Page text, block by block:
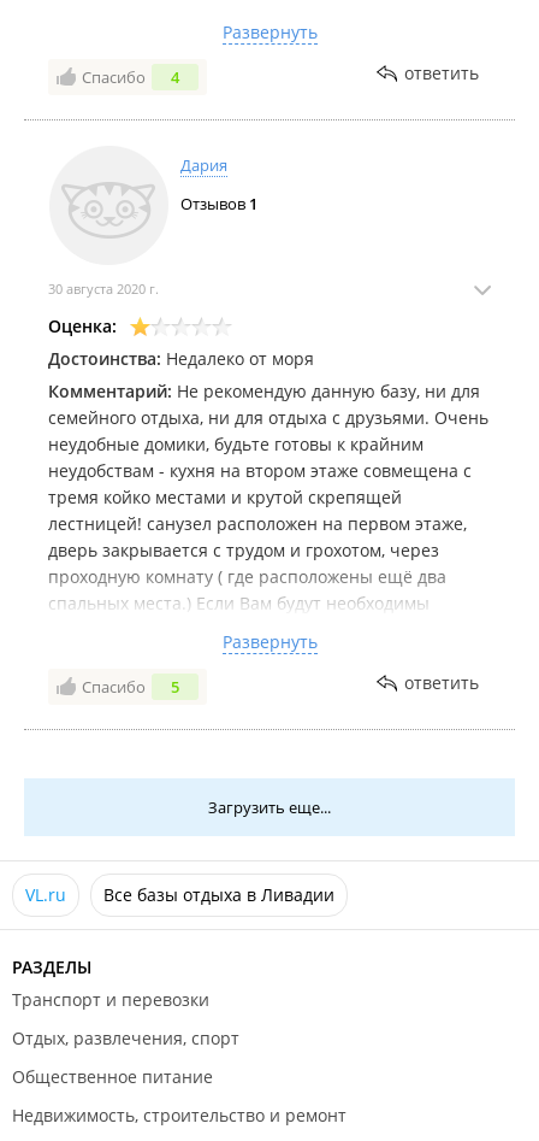
базе вся мебель старая, все требует ремонта.
Двери, мебель. Хорошие отзывы, ниже , видимо
сами писали. База ужасная. Не рекомендую.
Комментарий:Не рекомендую.
Развернуть
Спасибо 4 ответить
Дария
Отзывов 1
30 августа 2020 г.
Оценка:
Достоинства: Недалеко от моря
Комментарий: Не рекомендую данную базу, ни для
семейного отдыха, ни для отдыха с друзьями. Очень
неудобные домики, будьте готовы к крайним
неудобствам - кухня на втором этаже совмещена с
тремя койко местами и крутой скрепящей
лестницей! санузел расположен на первом этаже,
дверь закрывается с трудом и грохотом, через
проходную комнату ( где расположены ещё два
спальных места.) Если Вам будут необходимы
огромная проблема для них. Постельное бельё
берите с собой, всё старое, застиранное! Мебель- не
диванах (всё очень старое, изношенное,
осторожны, не рекомендую данную дазу для отдыха!
Развернуть
Спасибо 5 ответить
Загрузить еще...
VL.ru Все базы отдыха в Ливадии
РАЗДЕЛЫ
Транспорт и перевозки
Отдых, развлечения, спорт
Общественное питание
Недвижимость, строительство и ремонт